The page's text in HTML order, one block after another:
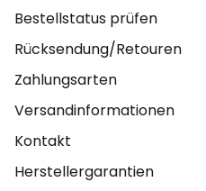
Bestellstatus prüfen
Rücksendung/Retouren
Zahlungsarten
Versandinformationen
Kontakt
Herstellergarantien